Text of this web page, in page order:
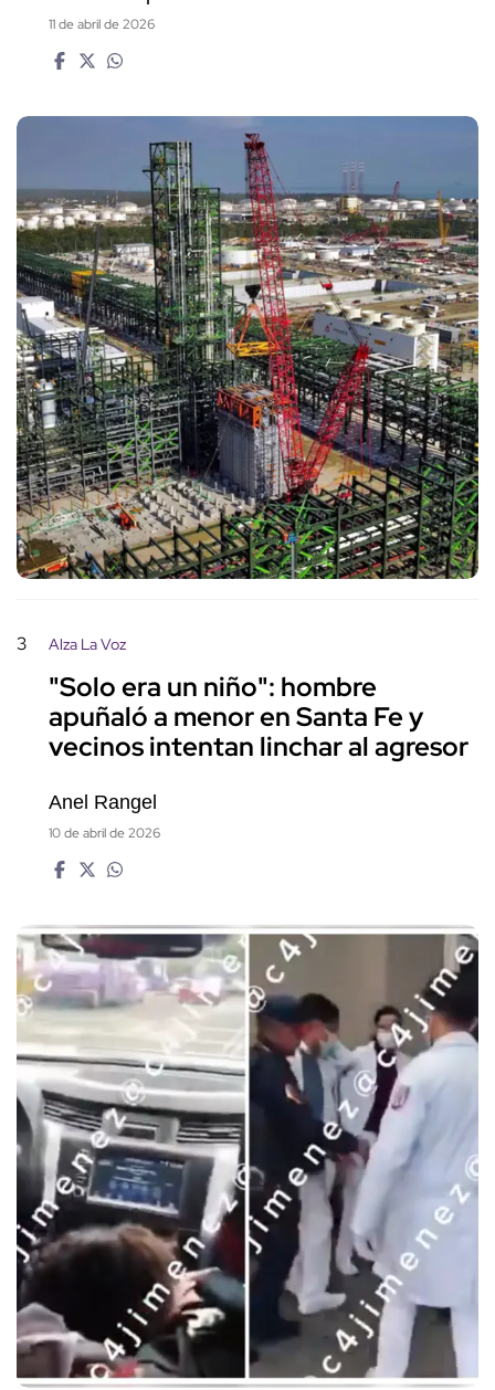
11 de abril de 2026
3 Alza La Voz
"Solo era un niño": hombre
apuñaló a menor en Santa Fe y
vecinos intentan linchar al agresor
Anel Rangel
10 de abril de 2026